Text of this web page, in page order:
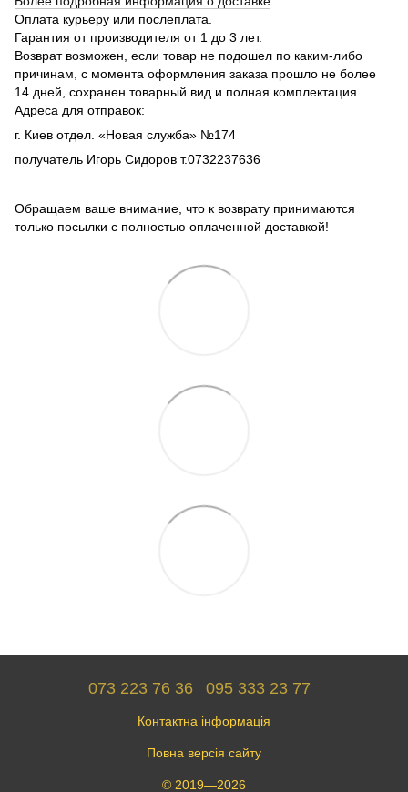
Оплата курьеру или послеплата.
Гарантия от производителя от 1 до 3 лет.
Возврат возможен, если товар не подошел по каким-либо
причинам, с момента оформления заказа прошло не более
14 дней, сохранен товарный вид и полная комплектация.
Адреса для отправок:
г. Киев отдел. «Новая служба» №174
получатель Игорь Сидоров т.0732237636
Обращаем ваше внимание, что к возврату принимаются
только посылки с полностью оплаченной доставкой!
073 223 76 36 095 333 23 77
Контактна інформація
Повна версія сайту
© 2019—2026